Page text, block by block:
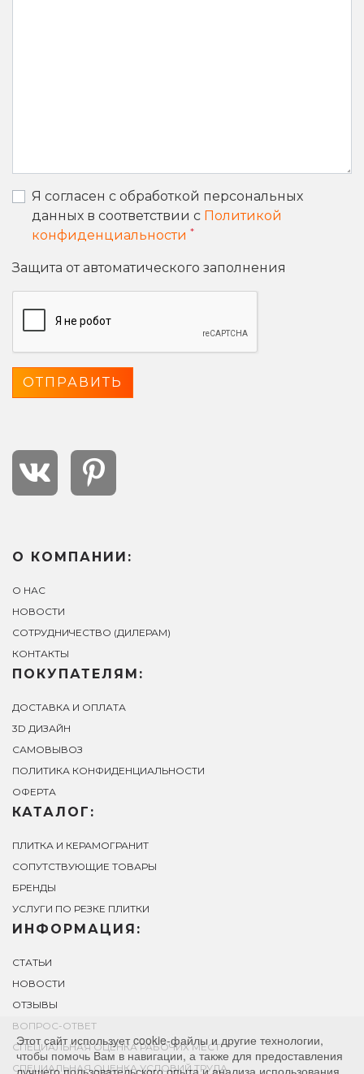
Я согласен с обработкой персональных
данных в соответствии с Политикой
конфиденциальности *
Защита от автоматического заполнения
О КОМПАНИИ:
О НАС
НОВОСТИ
СОТРУДНИЧЕСТВО (ДИЛЕРАМ)
КОНТАКТЫ
ПОКУПАТЕЛЯМ:
ДОСТАВКА И ОПЛАТА
3D ДИЗАЙН
САМОВЫВОЗ
ПОЛИТИКА КОНФИДЕНЦИАЛЬНОСТИ
ОФЕРТА
КАТАЛОГ:
ПЛИТКА И КЕРАМОГРАНИТ
СОПУТСТВУЮЩИЕ ТОВАРЫ
БРЕНДЫ
УСЛУГИ ПО РЕЗКЕ ПЛИТКИ
ИНФОРМАЦИЯ:
СТАТЬИ
НОВОСТИ
ОТЗЫВЫ
ВОПРОС-ОТВЕТ
СПЕЦИАЛЬНАЯ ОЦЕНКА РАБОЧИХ МЕСТ
СПЕЦИАЛЬНАЯ ОЦЕНКА УСЛОВИЙ ТРУДА
Этот сайт использует cookie-файлы и другие технологии,
чтобы помочь Вам в навигации, а также для предоставления
лучшего пользовательского опыта и анализа использования